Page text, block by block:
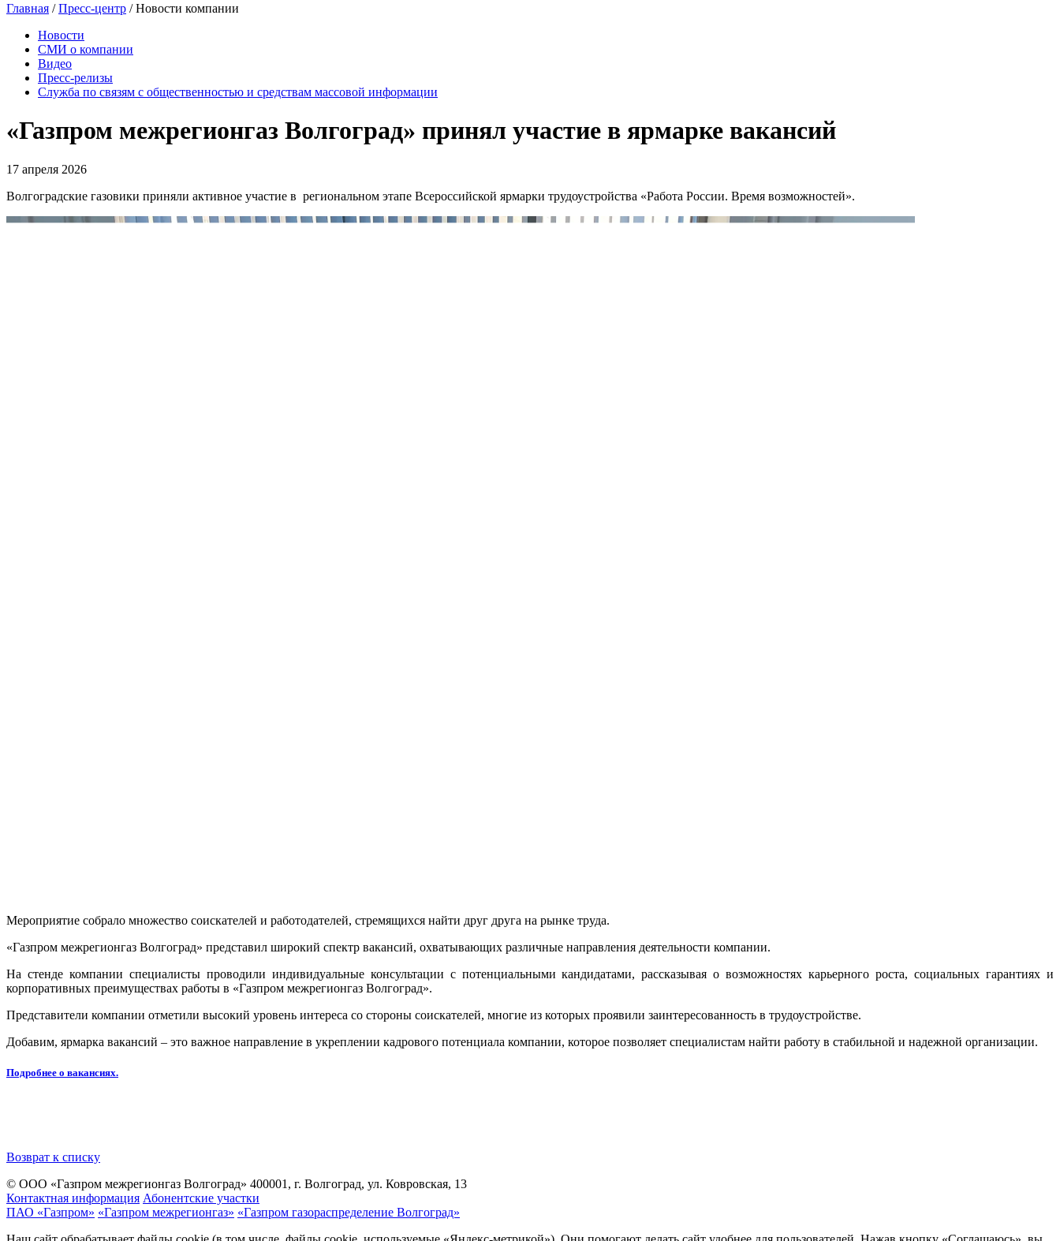
Главная /Пресс-центр / Новости компании
Новости
СМИ о компании
Видео
Пресс-релизы
Служба по связям с общественностью и средствам массовой информации
«Газпром межрегионгаз Волгоград» принял участие в ярмарке вакансий
17 апреля 2026
Волгоградские газовики приняли активное участие в региональном этапе Всероссийской ярмарки трудоустройства «Работа России. Время возможностей».
Мероприятие собрало множество соискателей и работодателей, стремящихся найти друг друга на рынке труда.
«Газпром межрегионгаз Волгоград» представил широкий спектр вакансий, охватывающих различные направления деятельности компании.
На стенде компании специалисты проводили индивидуальные консультации с потенциальными кандидатами, рассказывая о возможностях карьерного роста, социальных гарантиях и
корпоративных преимуществах работы в «Газпром межрегионгаз Волгоград».
Представители компании отметили высокий уровень интереса со стороны соискателей, многие из которых проявили заинтересованность в трудоустройстве.
Добавим, ярмарка вакансий – это важное направление в укреплении кадрового потенциала компании, которое позволяет специалистам найти работу в стабильной и надежной организации.
Подробнее о вакансиях.
Возврат к списку
© ООО «Газпром межрегионгаз Волгоград» 400001, г. Волгоград, ул. Ковровская, 13
Контактная информация Абонентские участки
ПАО «Газпром» «Газпром межрегионгаз» «Газпром газораспределение Волгоград»